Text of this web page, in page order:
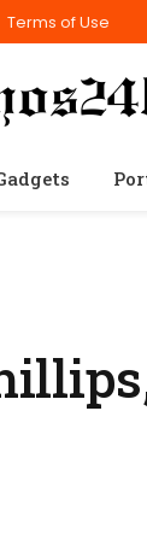
Terms of Use